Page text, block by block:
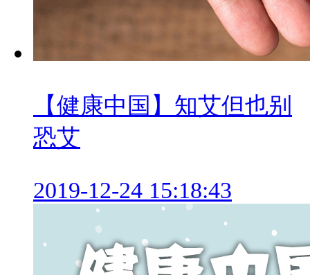
【健康中国】知艾但也别
恐艾
2019-12-24 15:18:43